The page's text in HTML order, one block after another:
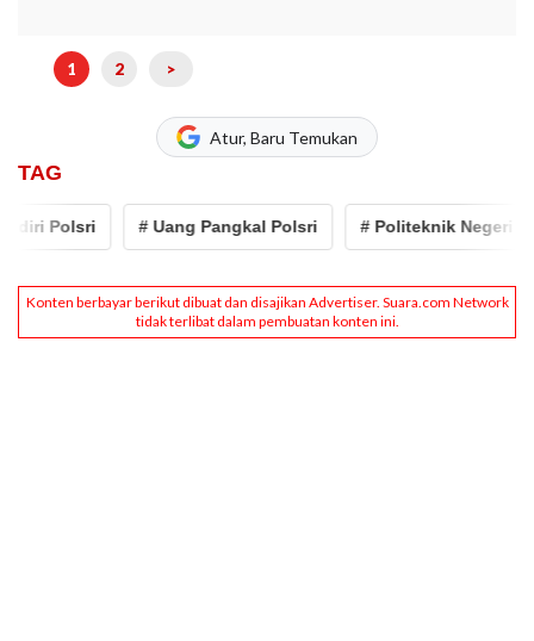
1 2 >
Atur, Baru Temukan
TAG
Polsri # Uang Pangkal Polsri # Politeknik Negeri